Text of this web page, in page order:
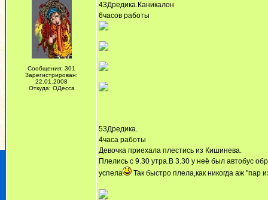
Сообщения: 301
Зарегистрирован:
22.01.2008
Откуда: ОДесса
43Дредика.Каникалон
6часов работы
53Дредика.
4часа работы
Девочка приехала плестись из Кишинева.
Плелись с 9.30 утра.В 3.30 у неё был автобус
успела
Так быстро плела,как никогда аж "пар